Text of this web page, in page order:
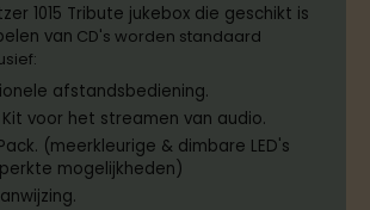
1015 Tribute jukebox die geschikt is
van CD's worden standaard
afstandsbediening.
voor het streamen van audio.
(meerkleurige & dimbare LED's
mogelijkheden)